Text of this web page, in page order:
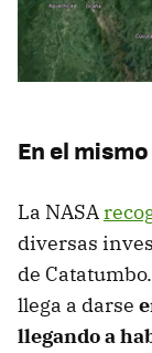
En el
La NASA
diversas
de
llega a darse
llegando a